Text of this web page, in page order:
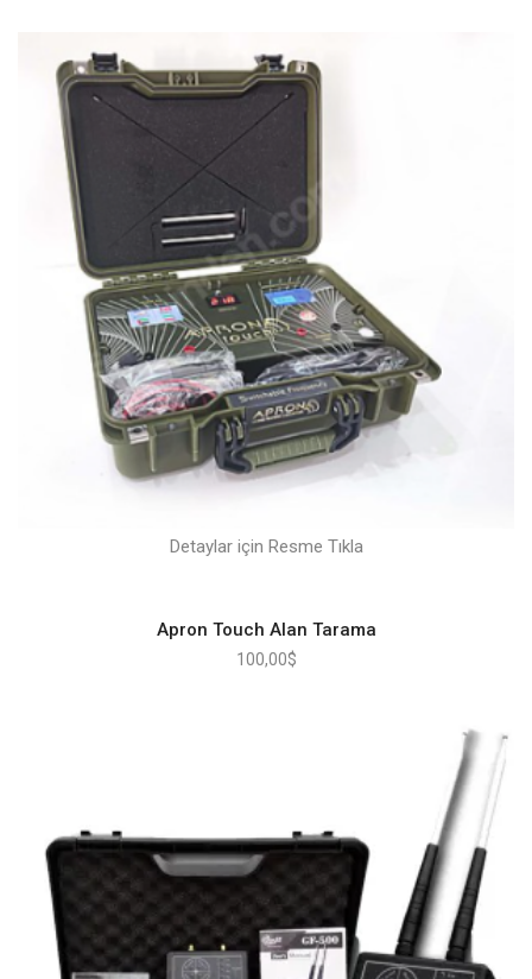
Detaylar için Resme Tıkla
Apron Touch Alan Tarama
100,00$